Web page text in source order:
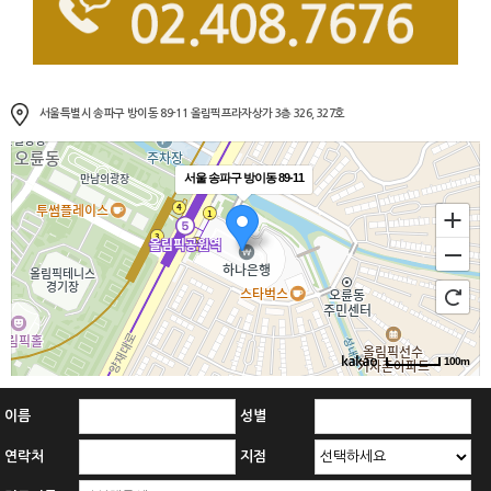
서울특별시 송파구 방이동 89-11 올림픽프라자상가 3층 326, 327호
서울 송파구 방이동 89-11
100m
이름 성별
연락처 지점